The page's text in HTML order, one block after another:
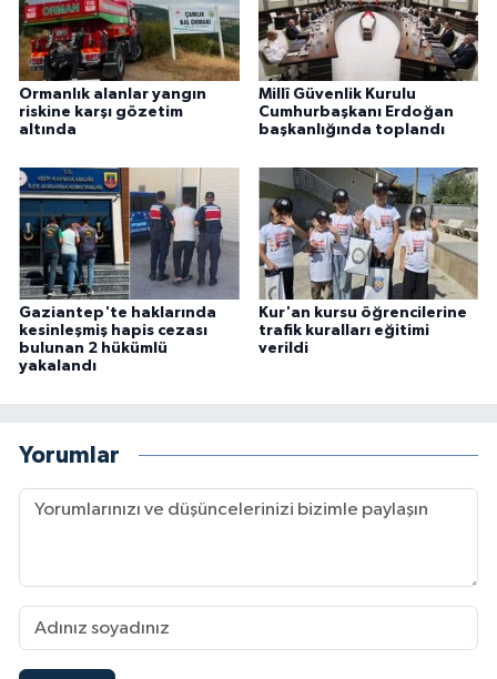
Ormanlık alanlar yangın
riskine karşı gözetim
altında
Millî Güvenlik Kurulu
Cumhurbaşkanı Erdoğan
başkanlığında toplandı
Gaziantep'te haklarında
kesinleşmiş hapis cezası
bulunan 2 hükümlü
yakalandı
Kur'an kursu öğrencilerine
trafik kuralları eğitimi
verildi
Yorumlar